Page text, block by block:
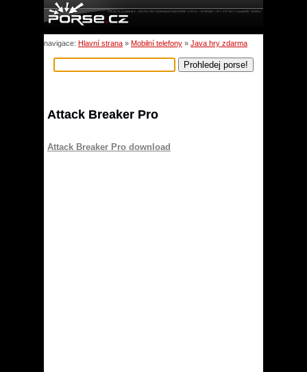
navigace: Hlavní strana » Mobilní telefony » Java hry zdarma
Attack Breaker Pro
Attack Breaker Pro download